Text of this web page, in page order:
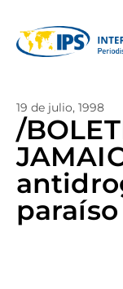
19 de julio, 1998
/
paraíso